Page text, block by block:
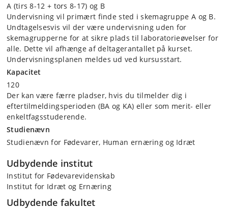
A (tirs 8-12 + tors 8-17) og B
Undervisning vil primært finde sted i skemagruppe A og B.
Undtagelsesvis vil der være undervisning uden for
skemagrupperne for at sikre plads til laboratorieøvelser for
alle. Dette vil afhænge af deltagerantallet på kurset.
Undervisningsplanen meldes ud ved kursusstart.
Kapacitet
120
Der kan være færre pladser, hvis du tilmelder dig i
eftertilmeldingsperioden (BA og KA) eller som merit- eller
enkeltfagsstuderende.
Studienævn
Studienævn for Fødevarer, Human ernæring og Idræt
Udbydende institut
Institut for Fødevarevidenskab
Institut for Idræt og Ernæring
Udbydende fakultet